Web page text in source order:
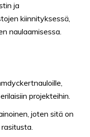
ja
kiinnityksessä,
naulaamisessa.
projekteihin.
joten sitä on